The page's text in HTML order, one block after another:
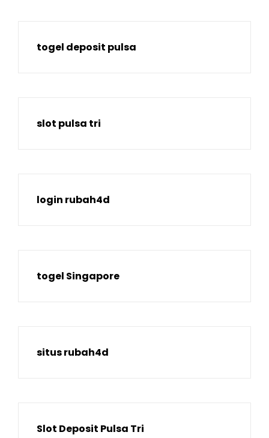
togel deposit pulsa
slot pulsa tri
login rubah4d
togel Singapore
situs rubah4d
Slot Deposit Pulsa Tri